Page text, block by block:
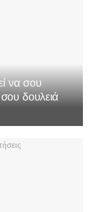
να σου
δουλειά